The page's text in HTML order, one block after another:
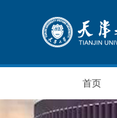
首页